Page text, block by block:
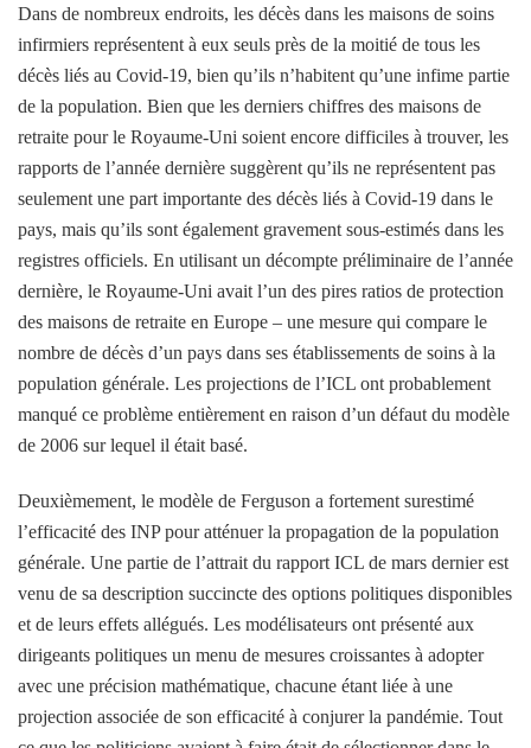
Dans de nombreux endroits, les décès dans les maisons de soins
infirmiers représentent à eux seuls près de la moitié de tous les
décès liés au Covid-19, bien qu’ils n’habitent qu’une infime partie
de la population. Bien que les derniers chiffres des maisons de
retraite pour le Royaume-Uni soient encore difficiles à trouver, les
rapports de l’année dernière suggèrent qu’ils ne représentent pas
seulement une part importante des décès liés à Covid-19 dans le
pays, mais qu’ils sont également gravement sous-estimés dans les
registres officiels. En utilisant un décompte préliminaire de l’année
dernière, le Royaume-Uni avait l’un des pires ratios de protection
des maisons de retraite en Europe – une mesure qui compare le
nombre de décès d’un pays dans ses établissements de soins à la
population générale. Les projections de l’ICL ont probablement
manqué ce problème entièrement en raison d’un défaut du modèle
de 2006 sur lequel il était basé.
Deuxièmement, le modèle de Ferguson a fortement surestimé
l’efficacité des INP pour atténuer la propagation de la population
générale. Une partie de l’attrait du rapport ICL de mars dernier est
venu de sa description succincte des options politiques disponibles
et de leurs effets allégués. Les modélisateurs ont présenté aux
dirigeants politiques un menu de mesures croissantes à adopter
avec une précision mathématique, chacune étant liée à une
projection associée de son efficacité à conjurer la pandémie. Tout